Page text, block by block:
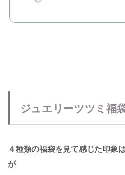
ジュエリーツツミ福
４種類の福袋を見て感じた印象
が